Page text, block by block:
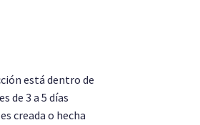
está dentro de
de 3 a 5 días
creada o hecha